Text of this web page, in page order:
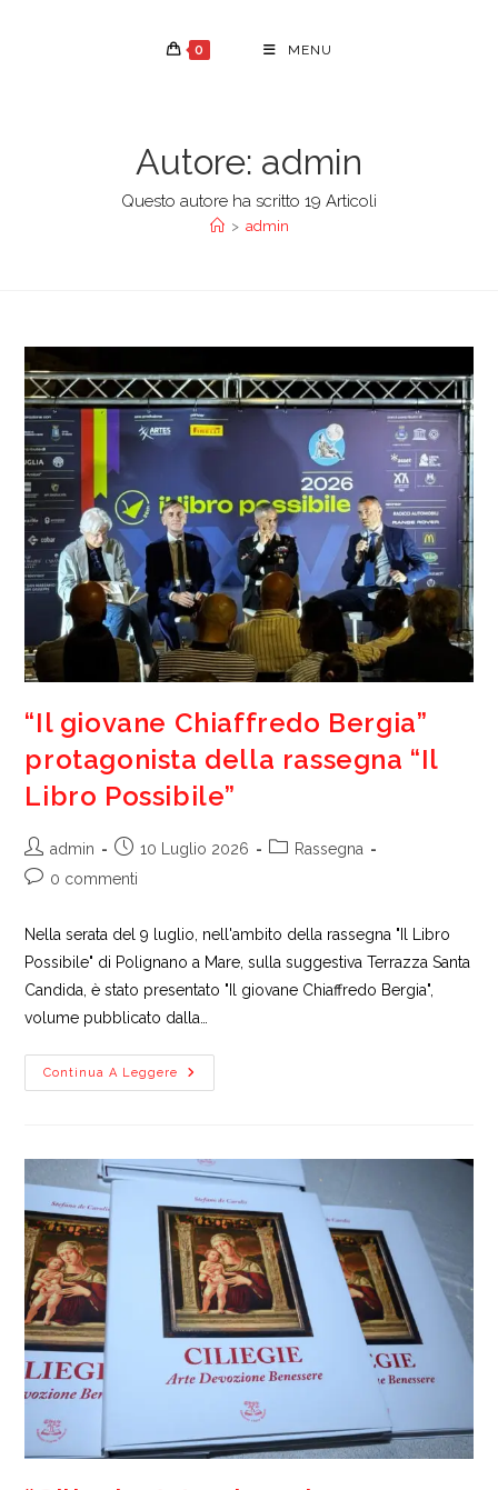
0 MENU
Autore: admin
Questo autore ha scritto 19 Articoli
> admin
“Il giovane Chiaffredo Bergia”
protagonista della rassegna “Il
Libro Possibile”
Autore
dell'articolo:
admin
Articolo
pubblicato:
10 Luglio 2026
Categoria
Rassegna
Commenti
0 commenti
Nella serata del 9 luglio, nell'ambito della rassegna "Il Libro
Possibile" di Polignano a Mare, sulla suggestiva Terrazza Santa
Candida, è stato presentato "Il giovane Chiaffredo Bergia",
volume pubblicato dalla…
Continua A Leggere
“Il
Giovane
Rassegna
“Il
Libro
Possibile”